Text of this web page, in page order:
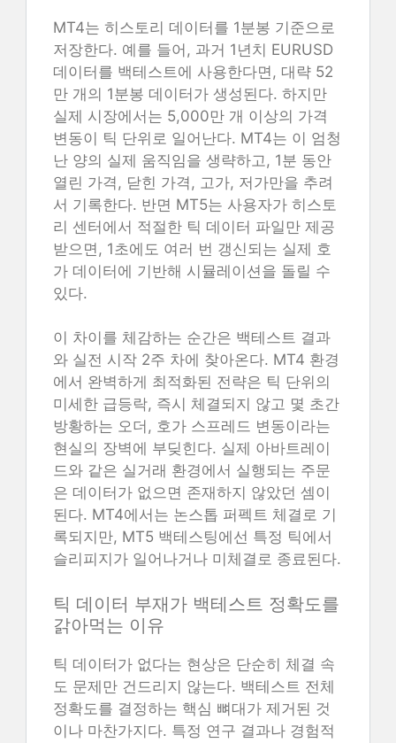
MT4는 히스토리 데이터를 1분봉 기준으로
저장한다. 예를 들어, 과거 1년치 EURUSD
데이터를 백테스트에 사용한다면, 대략 52
만 개의 1분봉 데이터가 생성된다. 하지만
실제 시장에서는 5,000만 개 이상의 가격
변동이 틱 단위로 일어난다. MT4는 이 엄청
난 양의 실제 움직임을 생략하고, 1분 동안
열린 가격, 닫힌 가격, 고가, 저가만을 추려
서 기록한다. 반면 MT5는 사용자가 히스토
리 센터에서 적절한 틱 데이터 파일만 제공
받으면, 1초에도 여러 번 갱신되는 실제 호
가 데이터에 기반해 시뮬레이션을 돌릴 수
있다.
이 차이를 체감하는 순간은 백테스트 결과
와 실전 시작 2주 차에 찾아온다. MT4 환경
에서 완벽하게 최적화된 전략은 틱 단위의
미세한 급등락, 즉시 체결되지 않고 몇 초간
방황하는 오더, 호가 스프레드 변동이라는
현실의 장벽에 부딪힌다. 실제 아바트레이
드와 같은 실거래 환경에서 실행되는 주문
은 데이터가 없으면 존재하지 않았던 셈이
된다. MT4에서는 논스톱 퍼펙트 체결로 기
록되지만, MT5 백테스팅에선 특정 틱에서
슬리피지가 일어나거나 미체결로 종료된다.
틱 데이터 부재가 백테스트 정확도를
갉아먹는 이유
틱 데이터가 없다는 현상은 단순히 체결 속
도 문제만 건드리지 않는다. 백테스트 전체
정확도를 결정하는 핵심 뼈대가 제거된 것
이나 마찬가지다. 특정 연구 결과나 경험적